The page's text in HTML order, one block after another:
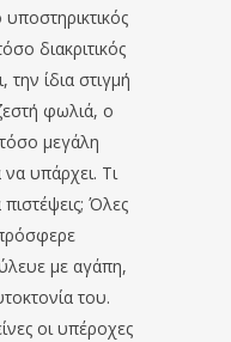
διακριτικός
ίδια στιγμή
φωλιά, ο
μεγάλη
υπάρχει. Τι
πιστέψεις; Όλες
με αγάπη,
του.
οι υπέροχες